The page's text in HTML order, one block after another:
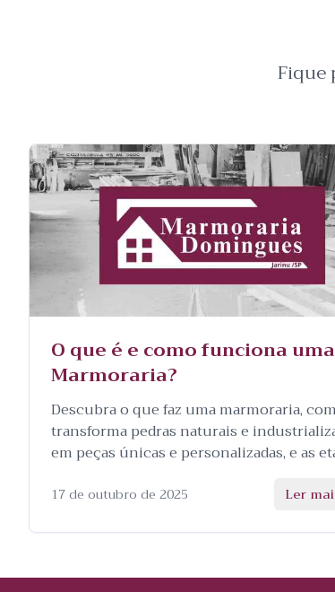
Fique
O que é e como funciona uma
Marmoraria?
Descubra o que faz uma marmoraria,
transforma pedras naturais e
em peças únicas e personalizadas, e as
17 de outubro de 2025 Ler